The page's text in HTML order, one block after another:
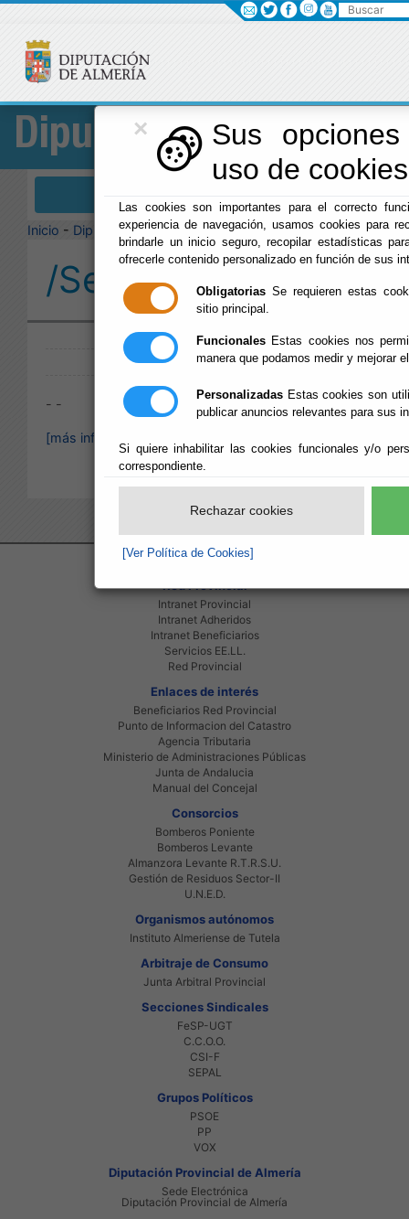
×
Sus
uso de
Las cookies son importantes para el correcto
experiencia de navegación, usamos cookies para
brindarle un inicio seguro, recopilar estadísticas
ofrecerle contenido personalizado en función de sus
Obligatorias Se requieren estas
sitio principal.
Funcionales Estas cookies nos
manera que podamos medir y mejorar
Personalizadas Estas cookies son
publicar anuncios relevantes para sus
Si quiere inhabilitar las cookies funcionales y/o
correspondiente.
Rechazar cookies
[Ver Política de Cookies]
Diputación
Inicio - Diputación -
/Servicios/
- -
Publicado:
[más información]
Red Provincial
Intranet Provincial
Intranet Adheridos
Intranet Beneficiarios
Servicios EE.LL.
Red Provincial
Enlaces de interés
Beneficiarios Red Provincial
Punto de Informacion del Catastro
Agencia Tributaria
Ministerio de Administraciones Públicas
Junta de Andalucia
Manual del Concejal
Consorcios
Bomberos Poniente
Bomberos Levante
Almanzora Levante R.T.R.S.U.
Gestión de Residuos Sector-II
U.N.E.D.
Organismos autónomos
Instituto Almeriense de Tutela
Arbitraje de Consumo
Junta Arbitral Provincial
Secciones Sindicales
FeSP-UGT
C.C.O.O.
CSI-F
SEPAL
Grupos Políticos
PSOE
PP
VOX
Diputación Provincial de Almería
Sede Electrónica
Diputación Provincial de Almería
Buscar